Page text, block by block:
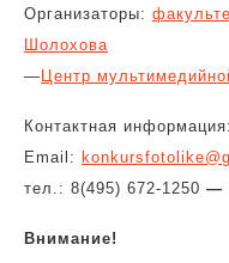
Организаторы:
Шолохова
— Центр
Контактная информация:
Email:
тел.: 8(495) 672-1250 —
Внимание!